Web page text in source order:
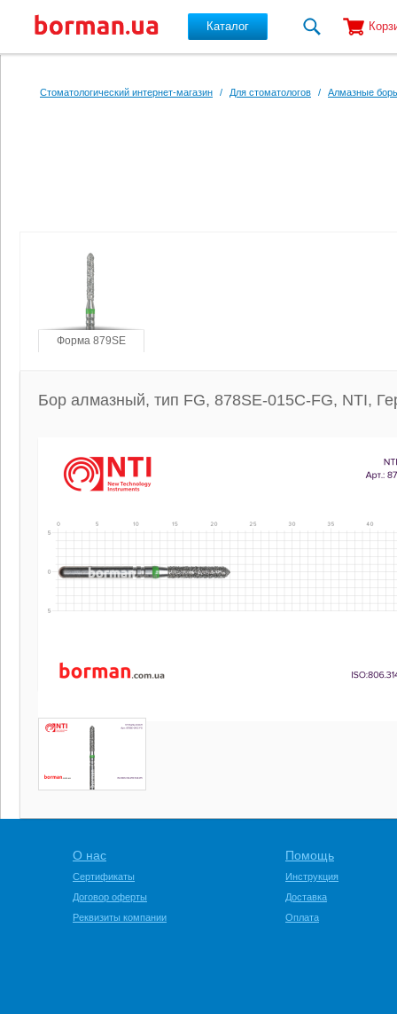
Каталог
Стоматологический интернет-магазин / Для стоматологов / Алмазные
Форма 879SE
Бор алмазный, тип FG, 878SE-015C-FG, NTI,
О нас
Сертификаты
Договор оферты
Реквизиты компании
Помощь
Инструкция
Доставка
Оплата